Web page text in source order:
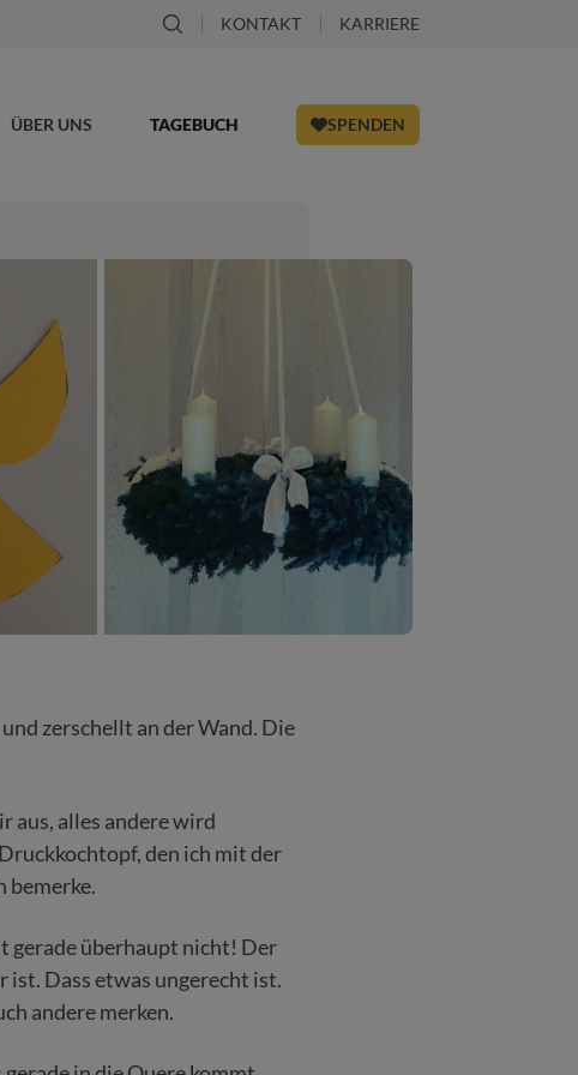
KONTAKT KARRIERE
ÜBER UNS TAGEBUCH SPENDEN
zerschellt an der Wand. Die
aus, alles andere wird
den ich mit der
bemerke.
gerade überhaupt nicht! Der
ist. Dass etwas ungerecht ist.
andere merken.